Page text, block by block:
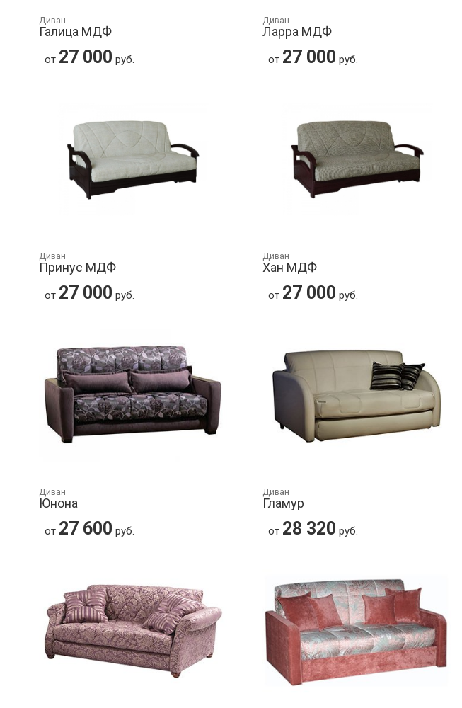
Диван
Галица МДФ
от 27 000 руб.
Диван
Ларра МДФ
от 27 000 руб.
Диван
Принус МДФ
от 27 000 руб.
Диван
Хан МДФ
от 27 000 руб.
Диван
Юнона
от 27 600 руб.
Диван
Гламур
от 28 320 руб.